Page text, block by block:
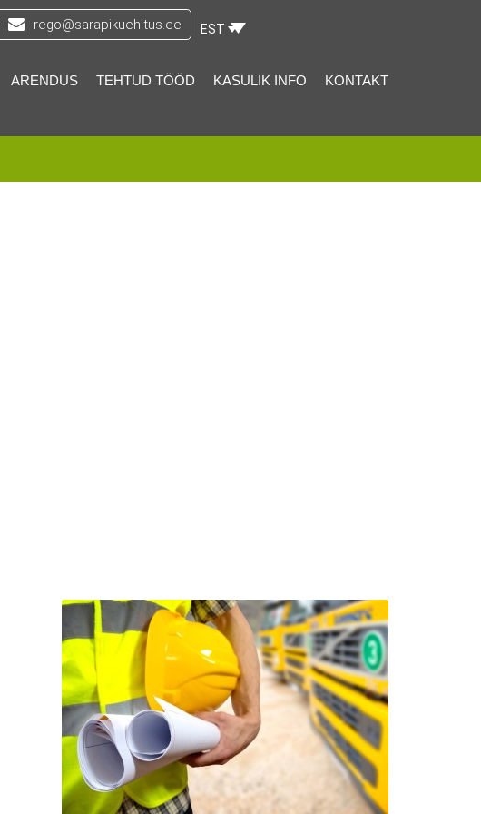
EST
rego@sarapikuehitus.ee
ARENDUS TEHTUD TÖÖD KASULIK INFO KONTAKT